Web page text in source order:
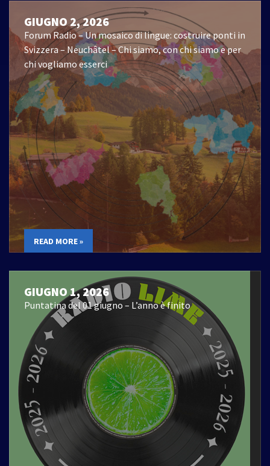
GIUGNO 2, 2026
Forum Radio – Un mosaico di lingue: costruire ponti in
Svizzera – Neuchâtel – Chi siamo, con chi siamo e per
chi vogliamo esserci
READ MORE »
GIUGNO 1, 2026
Puntatina del 01 giugno – L’anno è finito